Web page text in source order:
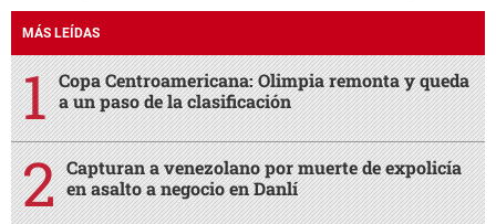
MÁS LEÍDAS
Copa Centroamericana: Olimpia remonta y queda
a un paso de la clasificación
Capturan a venezolano por muerte de expolicía
en asalto a negocio en Danlí